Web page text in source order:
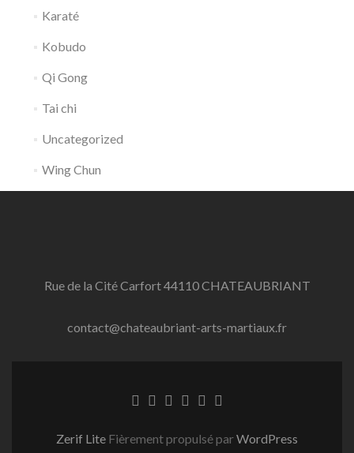
Karaté
Kobudo
Qi Gong
Tai chi
Uncategorized
Wing Chun
Rue de la Cité Carfort 44110 CHATEAUBRIANT
contact@chateaubriant-arts-martiaux.fr
Zerif Lite Fièrement propulsé parWordPress